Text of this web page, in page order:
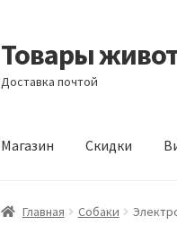
Перейти
к
навигации
Перейти
к
содержимому
Товары
Доставка почтой
Магазин Скидки
Главная Виды доставки
Главная Собаки